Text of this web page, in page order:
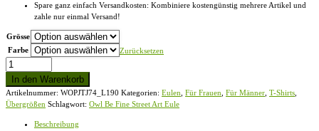
Spare ganz einfach Versandkosten: Kombiniere kostengünstig mehrere Artikel und
zahle nur einmal Versand!
Grösse
Farbe
Zurücksetzen
Owl
Be
Fine
Street
Art
In den Warenkorb
Artikelnummer: WOPJTJ74_L190 Kategorien: Eulen, Für Frauen, Für Männer, T-Shirts,
Übergrößen Schlagwort: Owl Be Fine Street Art Eule
Beschreibung